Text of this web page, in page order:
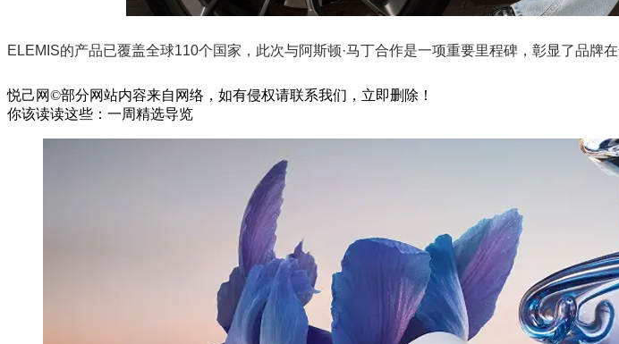
ELEMIS的产品已覆盖全球110个国家，此次与阿斯顿·马丁合作是一项重要里程碑，彰显了品牌
悦己网©部分网站内容来自网络，如有侵权请联系我们，立即删除！
你该读读这些：一周精选导览